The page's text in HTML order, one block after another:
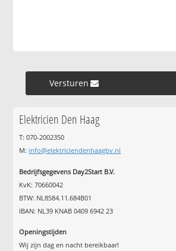
Versturen »
Elektricien Den Haag
T: 070-2002350
M: info@elektriciendenhaagbv.nl
Bedrijfsgegevens Day2Start B.V.
KvK: 70660042
BTW: NL8584.11.684B01
IBAN: NL39 KNAB 0409 6942 23
Openingstijden
Wij zijn dag en nacht bereikbaar!